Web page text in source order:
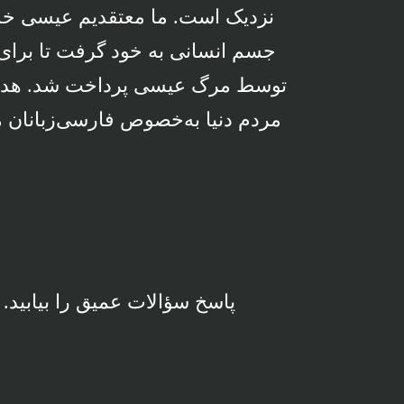
نزدیک است. ما معتقدیم عیسی
جسم انسانی به خود گرفت تا برای
توسط مرگ عیسی پرداخت شد.
مردم دنیا به‌خصوص
پاسخ سؤالات عمیق را